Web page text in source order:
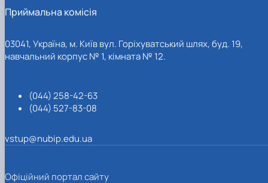
Приймальна комісія
03041, Україна, м. Київ вул. Горіхуватський шлях, буд. 19,
навчальний корпус № 1, кімната № 12.
(044) 258-42-63
(044) 527-83-08
vstup@nubip.edu.ua
Офіційний портал сайту